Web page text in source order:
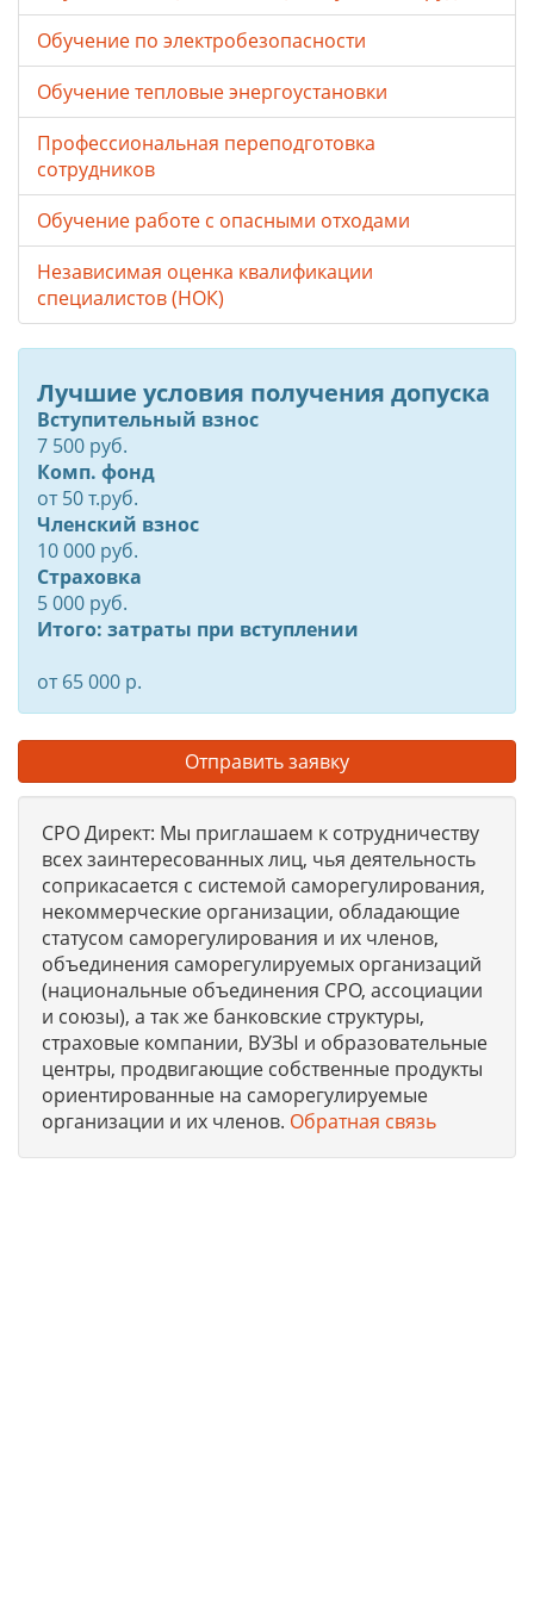
Обучение по электробезопасности
Обучение тепловые энергоустановки
Профессиональная переподготовка
сотрудников
Обучение работе с опасными отходами
Независимая оценка квалификации
специалистов (НОК)
Лучшие условия получения допуска
Вступительный взнос
7 500 руб.
Комп. фонд
от50т.руб.
Членский взнос
10 000 руб.
Страховка
5 000 руб.
Итого: затраты при вступлении
от 65 000 р.
Отправить заявку
СРО Директ: Мы приглашаем к сотрудничеству
всех заинтересованных лиц, чья деятельность
соприкасается с системой саморегулирования,
некоммерческие организации, обладающие
статусом саморегулирования и их членов,
объединения саморегулируемых организаций
(национальные объединения СРО, ассоциации
и союзы), а так же банковские структуры,
страховые компании, ВУЗЫ и образовательные
центры, продвигающие собственные продукты
ориентированные на саморегулируемые
организации и их членов. Обратная связь